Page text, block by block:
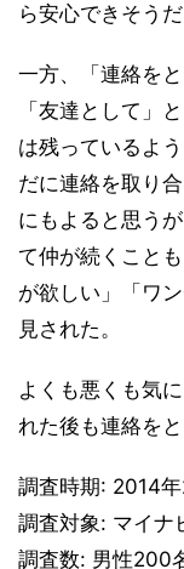
ら安心できそうだ
一方、「連絡を
「友達として」
は残っているよ
だに連絡を取り
にもよると思う
て仲が続くこと
が欲しい」「ワ
見された。
よくも悪くも気
れた後も連絡を
調査時期: 2014
調査対象: マイナ
調査数: 男性200